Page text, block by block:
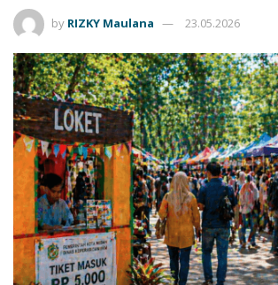
by RIZKY Maulana 23.05.2026